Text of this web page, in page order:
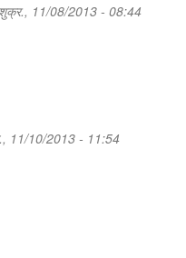
11/08/2013 - 08:44
11/10/2013 - 11:54